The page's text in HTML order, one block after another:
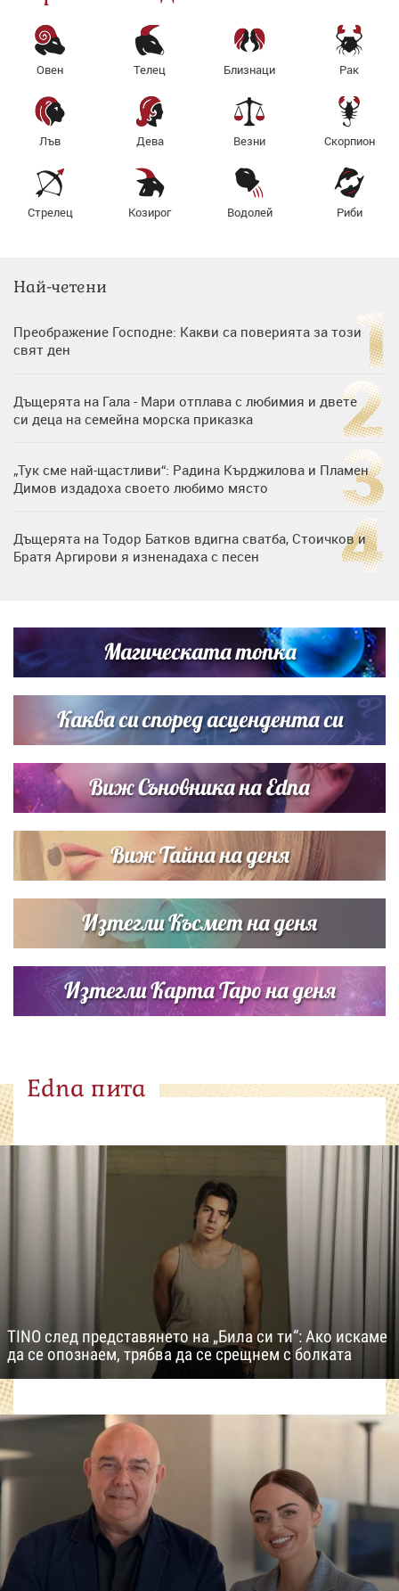
Овен Телец Близнаци Рак
Лъв Дева Везни Скорпион
Стрелец Козирог Водолей Риби
Най-четени
Преображение Господне: Какви са поверията за този
свят ден
Дъщерята на Гала - Мари отплава с любимия и двете
си деца на семейна морска приказка
„Тук сме най-щастливи“: Радина Кърджилова и Пламен
Димов издадоха своето любимо място
Дъщерята на Тодор Батков вдигна сватба, Стоичков и
Братя Аргирови я изненадаха с песен
Списъкът е ясен: Джей Ло и Риана във ВИП гостите на
сватбата на Роналдо
Магическата топка
Каква си според асцендента си
Виж Съновника на Edna
Виж Тайна на деня
Изтегли Късмет на деня
Изтегли Карта Таро на деня
Edna пита
TINO след представянето на „Била си ти“: Ако искаме
да се опознаем, трябва да се срещнем с болката